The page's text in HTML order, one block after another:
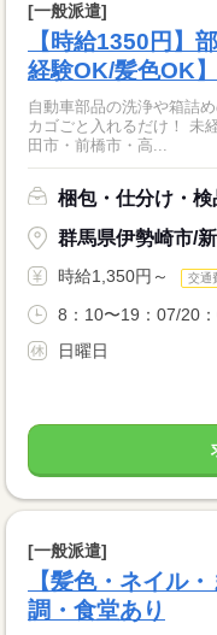
[一般派遣]
【時給1350円】
経験OK/髪色OK】
自動車部品の洗浄や箱詰
カゴごと入れるだけ！ 未経験
田市・前橋市・高...
梱包・仕分け・検
群馬県伊勢崎市/
時給1,350円～ 交通
8：10〜19：07/20
日曜日
[一般派遣]
【髪色・ネイル
調・食堂あり